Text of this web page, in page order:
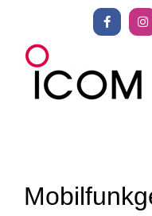
springen
Facebook